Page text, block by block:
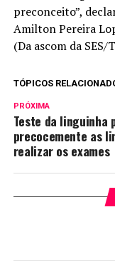
preconceito”,
Amilton Pereira
(Da ascom da SES/
TÓPICOS
PRÓXIMA
Teste da
precocemente as
realizar os exames